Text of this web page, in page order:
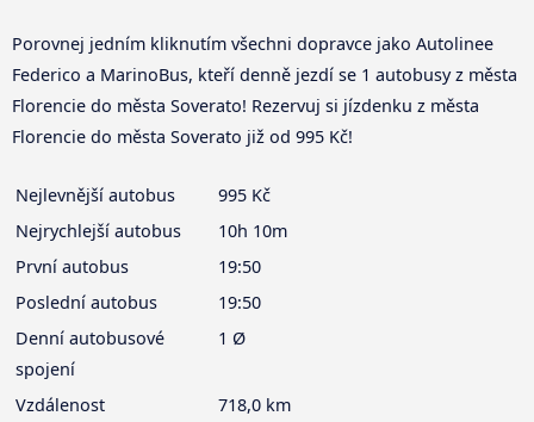
Porovnej jedním kliknutím všechni dopravce jako Autolinee
Federico a MarinoBus, kteří denně jezdí se 1 autobusy z města
Florencie do města Soverato! Rezervuj si jízdenku z města
Florencie do města Soverato již od 995 Kč!
Nejlevnější autobus
995 Kč
Nejrychlejší autobus
10h 10m
První autobus
19:50
Poslední autobus
19:50
Denní autobusové
spojení
1 Ø
Vzdálenost
718,0 km